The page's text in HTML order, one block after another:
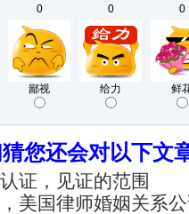
0
鄙视
0
给力
0
鲜
您还会对以下文
证，见证的范围
美国律师婚姻关系